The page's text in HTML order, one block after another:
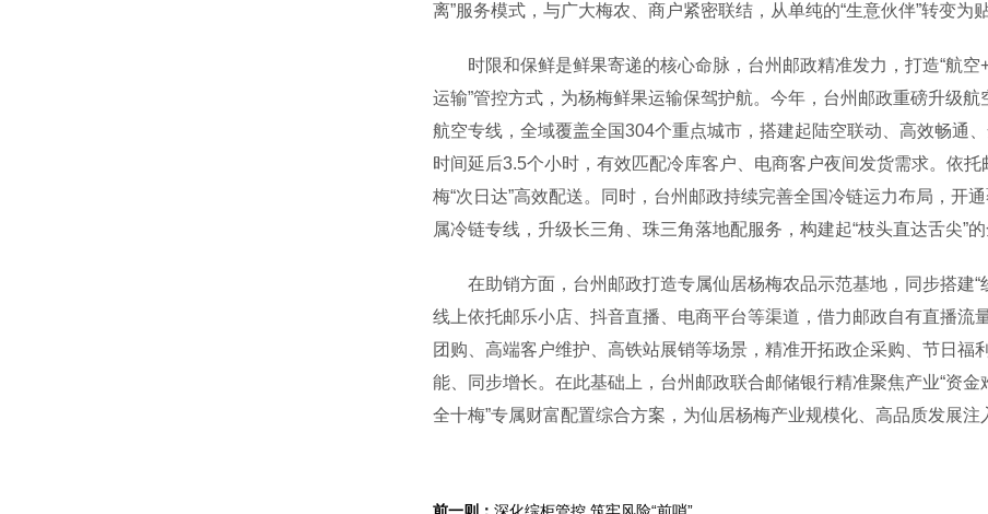
离”服务模式，与广大梅农、商户紧密联结，从单纯的“生意伙伴”转变为贴
时限和保鲜是鲜果寄递的核心命脉，台州邮政精准发力，打造“航空+
运输”管控方式，为杨梅鲜果运输保驾护航。今年，台州邮政重磅升级
航空专线，全域覆盖全国304个重点城市，搭建起陆空联动、高效畅通
时间延后3.5个小时，有效匹配冷库客户、电商客户夜间发货需求。依
梅“次日达”高效配送。同时，台州邮政持续完善全国冷链运力布局，开
属冷链专线，升级长三角、珠三角落地配服务，构建起“枝头直达舌尖”的
在助销方面，台州邮政打造专属仙居杨梅农品示范基地，同步搭建“
线上依托邮乐小店、抖音直播、电商平台等渠道，借力邮政自有直播流
团购、高端客户维护、高铁站展销等场景，精准开拓政企采购、节日
能、同步增长。在此基础上，台州邮政联合邮储银行精准聚焦产业“资金
全十梅”专属财富配置综合方案，为仙居杨梅产业规模化、高品质发展注